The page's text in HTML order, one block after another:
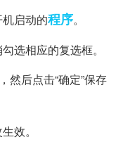
启动的程序。
选相应的复选框。
然后点击“确定”保存
效。